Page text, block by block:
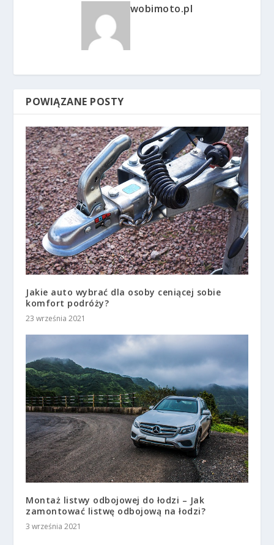
wobimoto.pl
POWIĄZANE POSTY
Jakie auto wybrać dla osoby ceniącej sobie
komfort podróży?
23 września 2021
Montaż listwy odbojowej do łodzi – Jak
zamontować listwę odbojową na łodzi?
3 września 2021